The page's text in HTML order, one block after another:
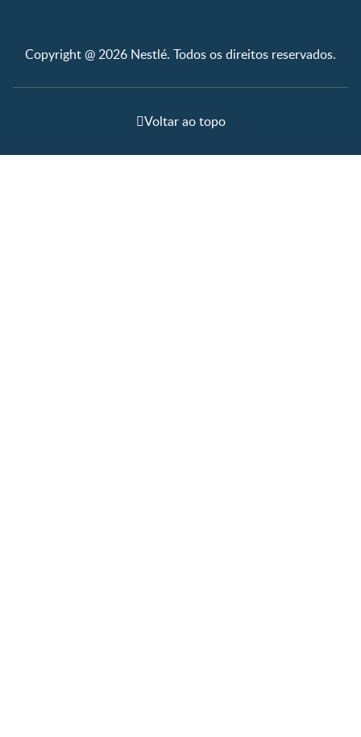
Copyright @ 2026 Nestlé. Todos os direitos reservados.
Voltar ao topo